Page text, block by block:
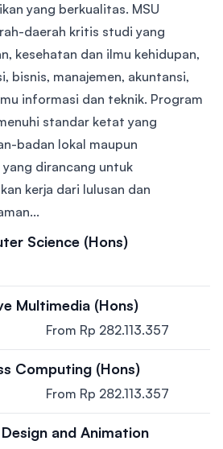
yang berkualitas. MSU
daerah kritis studi yang
kesehatan dan ilmu kehidupan,
bisnis, manajemen, akuntansi,
informasi dan teknik. Program
standar ketat yang
badan lokal maupun
dirancang untuk
kerja dari lulusan dan
Science (Hons)
Multimedia (Hons)
From Rp 282.113.357
Computing (Hons)
From Rp 282.113.357
and Animation